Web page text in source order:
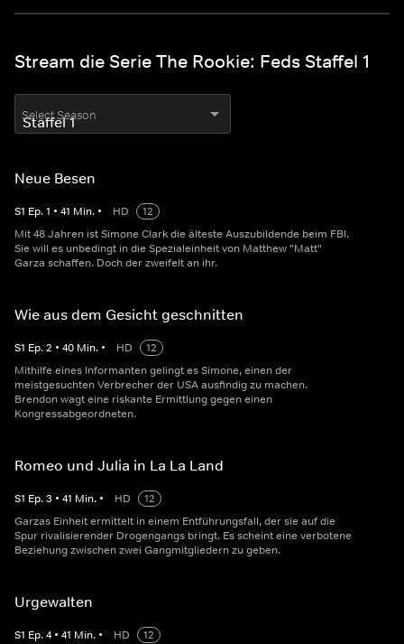
Stream die Serie The Rookie: Feds Staffel 1
Select Season
Neue Besen
S1 Ep.1 • 41 Min. • HD
12
Mit 48 Jahren ist Simone Clark die älteste Auszubildende beim FBI.
Sie will es unbedingt in die Spezialeinheit von Matthew "Matt"
Garza schaffen. Doch der zweifelt an ihr.
Wie aus dem Gesicht geschnitten
S1 Ep.2 • 40 Min. • HD
12
Mithilfe eines Informanten gelingt es Simone, einen der
meistgesuchten Verbrecher der USA ausfindig zu machen.
Brendon wagt eine riskante Ermittlung gegen einen
Kongressabgeordneten.
Romeo und Julia in La La Land
S1 Ep.3 • 41 Min. • HD
12
Garzas Einheit ermittelt in einem Entführungsfall, der sie auf die
Spur rivalisierender Drogengangs bringt. Es scheint eine verbotene
Beziehung zwischen zwei Gangmitgliedern zu geben.
Urgewalten
S1 Ep.4 • 41 Min. • HD
12